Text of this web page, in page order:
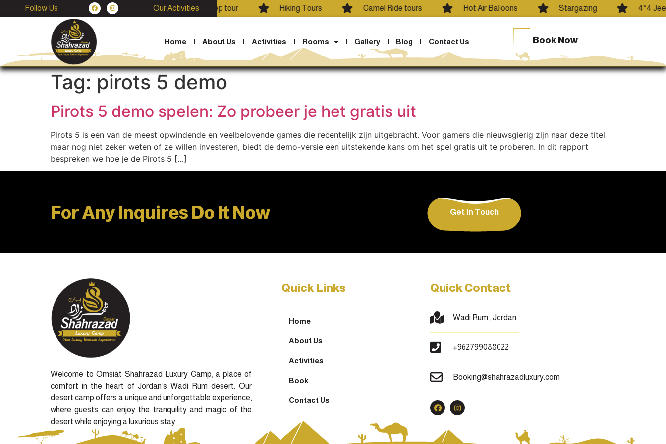
Follow Us Our Activities
Stargazing 4*4 Jeep tour Hiking Tours Camel Ride tours Hot Air Balloons Stargazing 4*4
Home About Us Activities Rooms Gallery Blog Contact Us Book Now
Tag: pirots 5 demo
Pirots 5 demo spelen: Zo probeer je het gratis uit
Pirots 5 is een van de meest opwindende en veelbelovende games die recentelijk zijn uitgebracht. Voor gamers die nieuwsgierig zijn naar deze titel
maar nog niet zeker weten of ze willen investeren, biedt de demo-versie een uitstekende kans om het spel gratis uit te proberen. In dit rapport
bespreken we hoe je de Pirots 5 […]
For Any Inquires Do It Now Get In Touch
Welcome to Omsiat Shahrazad Luxury Camp, a place of
comfort in the heart of Jordan’s Wadi Rum desert. Our
desert camp offers a unique and unforgettable experience,
where guests can enjoy the tranquility and magic of the
desert while enjoying a luxurious stay.
Quick Links
Home
About Us
Activities
Book
Contact Us
Quick Contact
Wadi Rum , Jordan
+962799088022
Booking@shahrazadluxury.com